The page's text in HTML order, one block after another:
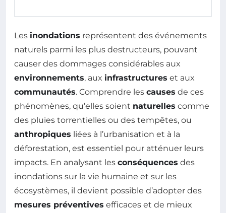
Les inondations représentent des événements
naturels parmi les plus destructeurs, pouvant
causer des dommages considérables aux
environnements, aux infrastructures et aux
communautés. Comprendre les causes de ces
phénomènes, qu’elles soient naturelles comme
des pluies torrentielles ou des tempêtes, ou
anthropiques liées à l’urbanisation et à la
déforestation, est essentiel pour atténuer leurs
impacts. En analysant les conséquences des
inondations sur la vie humaine et sur les
écosystèmes, il devient possible d’adopter des
mesures préventives efficaces et de mieux